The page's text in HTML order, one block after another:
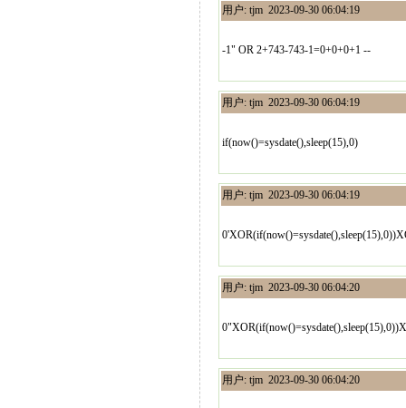
用户: tjm 2023-09-30 06:04:19
-1" OR 2+743-743-1=0+0+0+1 --
用户: tjm 2023-09-30 06:04:19
if(now()=sysdate(),sleep(15),0)
用户: tjm 2023-09-30 06:04:19
用户: tjm 2023-09-30 06:04:20
用户: tjm 2023-09-30 06:04:20